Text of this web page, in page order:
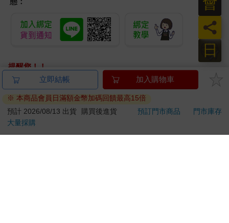
提醒您！！
金石堂及銀行均不會請您操作ATM! 如接獲電話要求您前往
ATM提款機，請不要聽從指示，以免受騙上當！
退換貨須知：
**提醒您，鑑賞期不等於試用期，退回商品須為全新狀態**
依據「消費者保護法」第19條及行政院消費者保護處公告之
立即結帳 加入購物車
※ 本商品會員日滿額金幣加碼回饋最高15倍
預計 2026/08/13 出貨
購買後進貨 預訂門市商品
門市庫存
大量採購
日
員